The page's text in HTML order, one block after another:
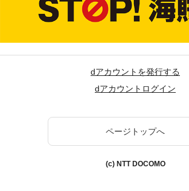
dアカウントを発行する
dアカウントログイン
ページトップへ
(c) NTT DOCOMO